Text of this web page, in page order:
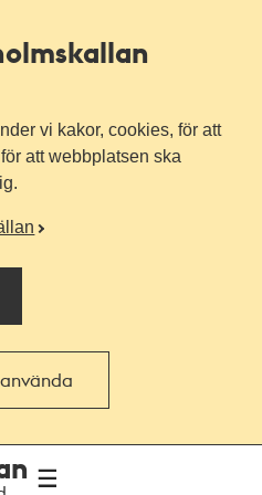
vi kakor, cookies, för att
att webbplatsen ska